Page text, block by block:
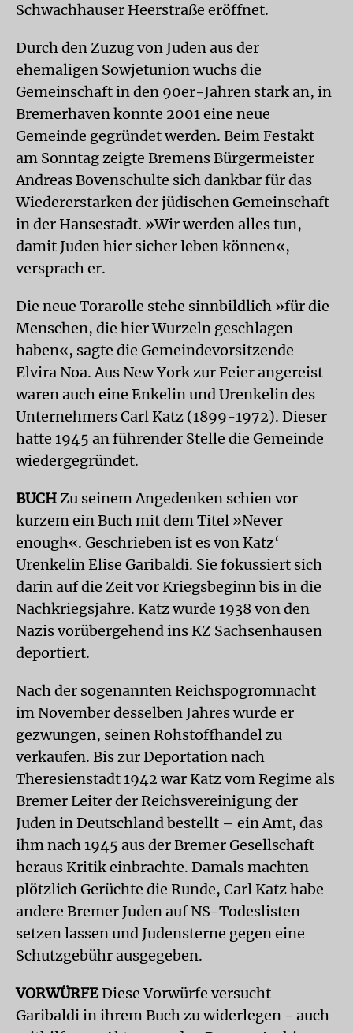
Schwachhauser Heerstraße eröffnet.
Durch den Zuzug von Juden aus der
ehemaligen Sowjetunion wuchs die
Gemeinschaft in den 90er-Jahren stark an, in
Bremerhaven konnte 2001 eine neue
Gemeinde gegründet werden. Beim Festakt
am Sonntag zeigte Bremens Bürgermeister
Andreas Bovenschulte sich dankbar für das
Wiedererstarken der jüdischen Gemeinschaft
in der Hansestadt. »Wir werden alles tun,
damit Juden hier sicher leben können«,
versprach er.
Die neue Torarolle stehe sinnbildlich »für die
Menschen, die hier Wurzeln geschlagen
haben«, sagte die Gemeindevorsitzende
Elvira Noa. Aus New York zur Feier angereist
waren auch eine Enkelin und Urenkelin des
Unternehmers Carl Katz (1899-1972). Dieser
hatte 1945 an führender Stelle die Gemeinde
wiedergegründet.
BUCHZu seinem Angedenken schien vor
kurzem ein Buch mit dem Titel »Never
enough«. Geschrieben ist es von Katz‘
Urenkelin Elise Garibaldi. Sie fokussiert sich
darin auf die Zeit vor Kriegsbeginn bis in die
Nachkriegsjahre. Katz wurde 1938 von den
Nazis vorübergehend ins KZ Sachsenhausen
deportiert.
Nach der sogenannten Reichspogromnacht
im November desselben Jahres wurde er
gezwungen, seinen Rohstoffhandel zu
verkaufen. Bis zur Deportation nach
Theresienstadt 1942 war Katz vom Regime als
Bremer Leiter der Reichsvereinigung der
Juden in Deutschland bestellt – ein Amt, das
ihm nach 1945 aus der Bremer Gesellschaft
heraus Kritik einbrachte. Damals machten
plötzlich Gerüchte die Runde, Carl Katz habe
andere Bremer Juden auf NS-Todeslisten
setzen lassen und Judensterne gegen eine
Schutzgebühr ausgegeben.
VORWÜRFEDiese Vorwürfe versucht
Garibaldi in ihrem Buch zu widerlegen - auch